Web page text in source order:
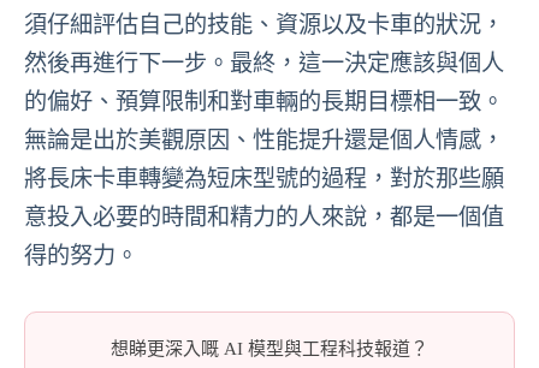
須仔細評估自己的技能、資源以及卡車的狀況，
然後再進行下一步。最終，這一決定應該與個人
的偏好、預算限制和對車輛的長期目標相一致。
無論是出於美觀原因、性能提升還是個人情感，
將長床卡車轉變為短床型號的過程，對於那些願
意投入必要的時間和精力的人來說，都是一個值
得的努力。
想睇更深入嘅 AI 模型與工程科技報道？